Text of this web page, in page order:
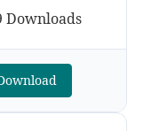
Downloads